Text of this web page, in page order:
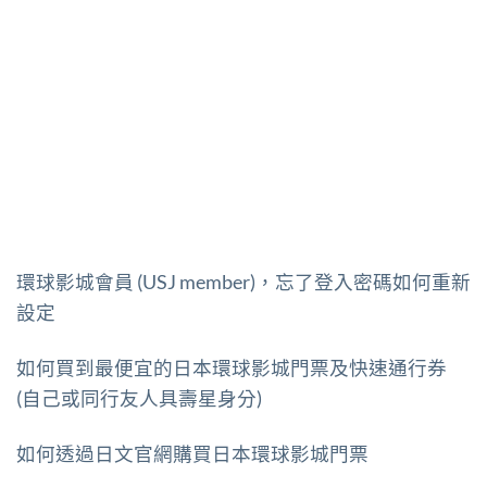
環球影城會員 (USJ member)，忘了登入密碼如何重新
設定
如何買到最便宜的日本環球影城門票及快速通行券
(自己或同行友人具壽星身分)
如何透過日文官網購買日本環球影城門票